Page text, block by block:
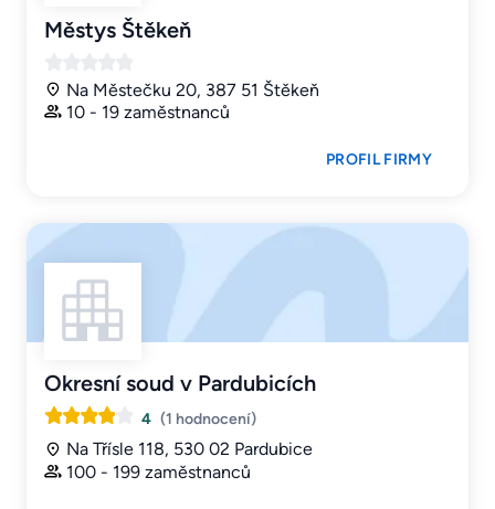
Městys Štěkeň
Na Městečku 20, 387 51 Štěkeň
10 - 19 zaměstnanců
PROFIL FIRMY
Okresní soud v Pardubicích
4 (1 hodnocení)
Na Třísle 118, 530 02 Pardubice
100 - 199 zaměstnanců